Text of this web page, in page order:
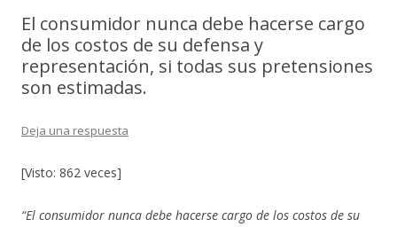
El consumidor nunca debe hacerse cargo
de los costos de su defensa y
representación, si todas sus pretensiones
son estimadas.
Deja una respuesta
[Visto: 862 veces]
“El consumidor nunca debe hacerse cargo de los costos de su